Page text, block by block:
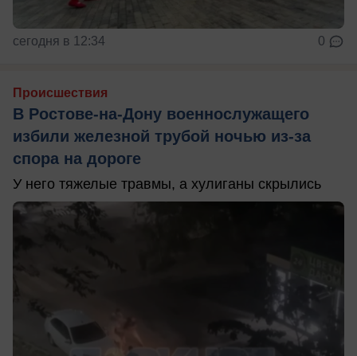
сегодня в 12:34 0
Происшествия
В Ростове-на-Дону военнослужащего
избили железной трубой ночью из-за
спора на дороге
У него тяжелые травмы, а хулиганы скрылись